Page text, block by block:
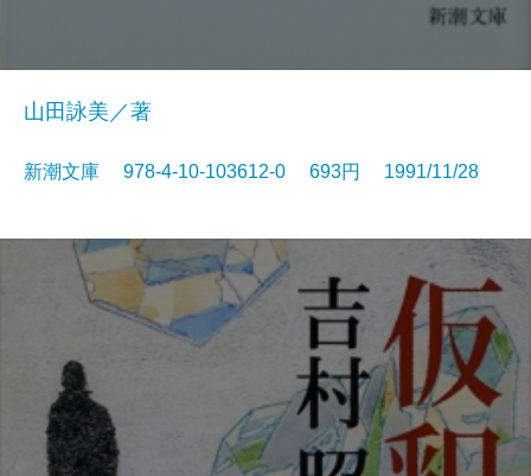
山田詠美／著
新潮文庫 978-4-10-103612-0 693円 1991/11/28